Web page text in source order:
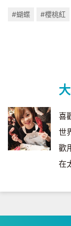
#蝴蝶 #櫻桃紅
喜
世
歡
在